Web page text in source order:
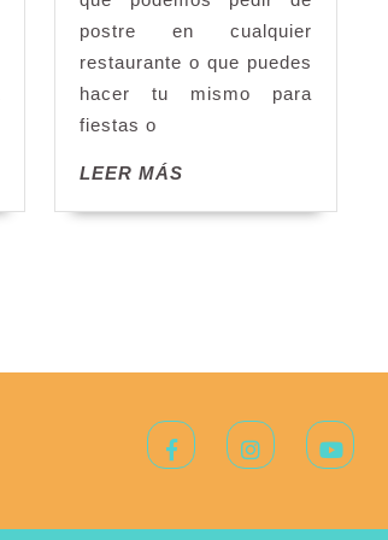
postre en cualquier
restaurante o que puedes
hacer tu mismo para
fiestas o
LEER MÁS
Facebook Instagram